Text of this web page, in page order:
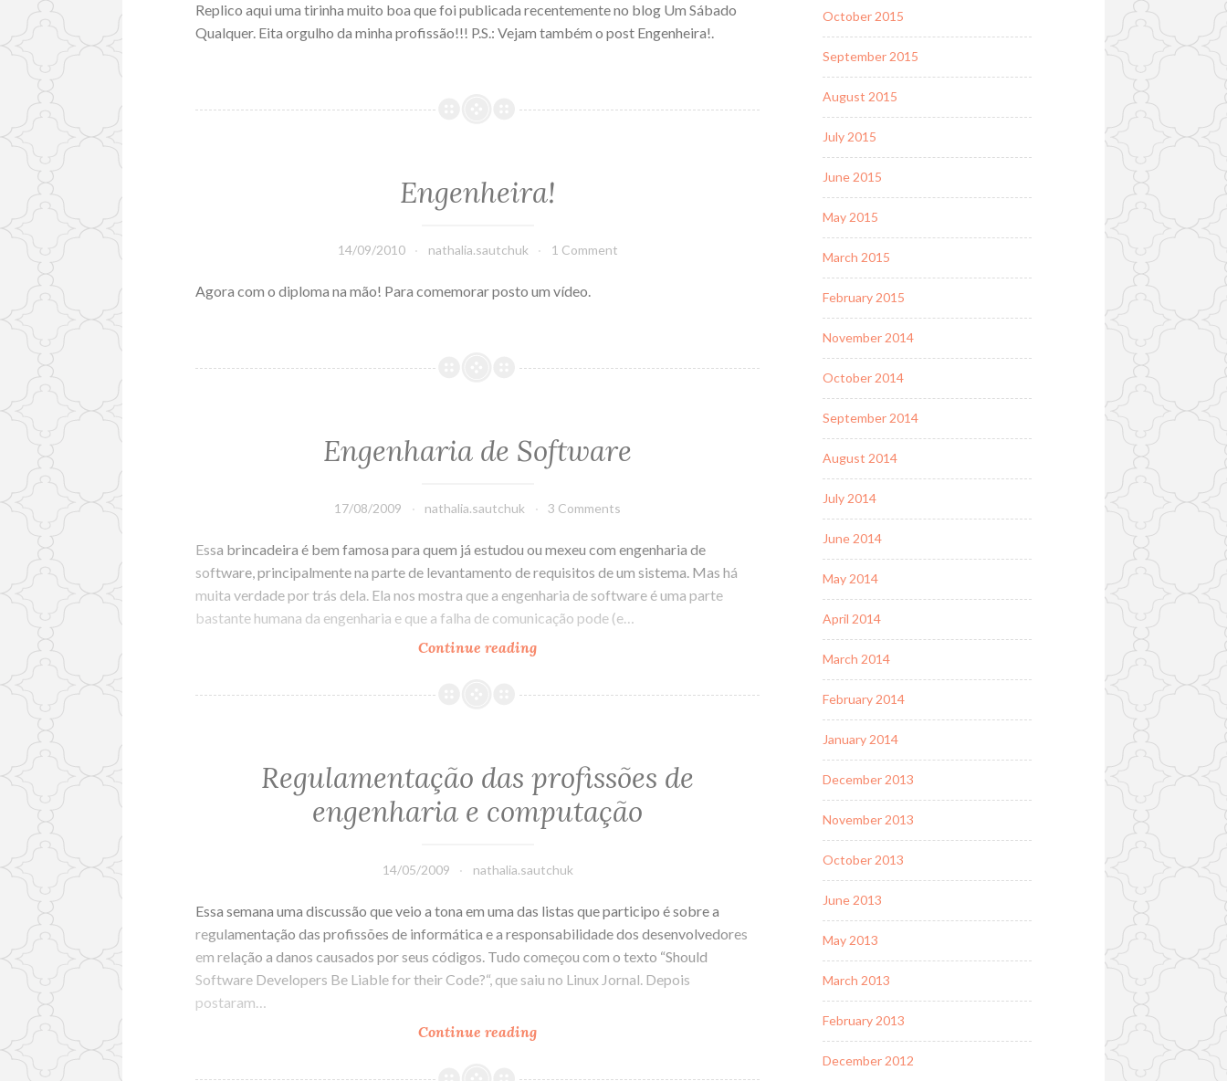
Replico aqui uma tirinha muito boa que foi publicada recentemente no blog Um Sábado
Qualquer. Eita orgulho da minha profissão!!! P.S.: Vejam também o post Engenheira!.
Engenheira!
14/09/2010 nathalia.sautchuk 1 Comment
Agora com o diploma na mão! Para comemorar posto um vídeo.
Engenharia de Software
17/08/2009 nathalia.sautchuk 3 Comments
Essa brincadeira é bem famosa para quem já estudou ou mexeu com engenharia de
software, principalmente na parte de levantamento de requisitos de um sistema. Mas há
muita verdade por trás dela. Ela nos mostra que a engenharia de software é uma parte
bastante humana da engenharia e que a falha de comunicação pode (e…
Continue reading
Software
Regulamentação das profissões de
engenharia e computação
14/05/2009 nathalia.sautchuk
Essa semana uma discussão que veio a tona em uma das listas que participo é sobre a
regulamentação das profissões de informática e a responsabilidade dos desenvolvedores
em relação a danos causados por seus códigos. Tudo começou com o texto “Should
Software Developers Be Liable for their Code?“, que saiu no Linux Jornal. Depois
postaram…
Continue reading
profissões
October 2015
September 2015
August 2015
July 2015
June 2015
May 2015
March 2015
February 2015
November 2014
October 2014
September 2014
August 2014
July 2014
June 2014
May 2014
April 2014
March 2014
February 2014
January 2014
December 2013
November 2013
October 2013
June 2013
May 2013
March 2013
February 2013
December 2012